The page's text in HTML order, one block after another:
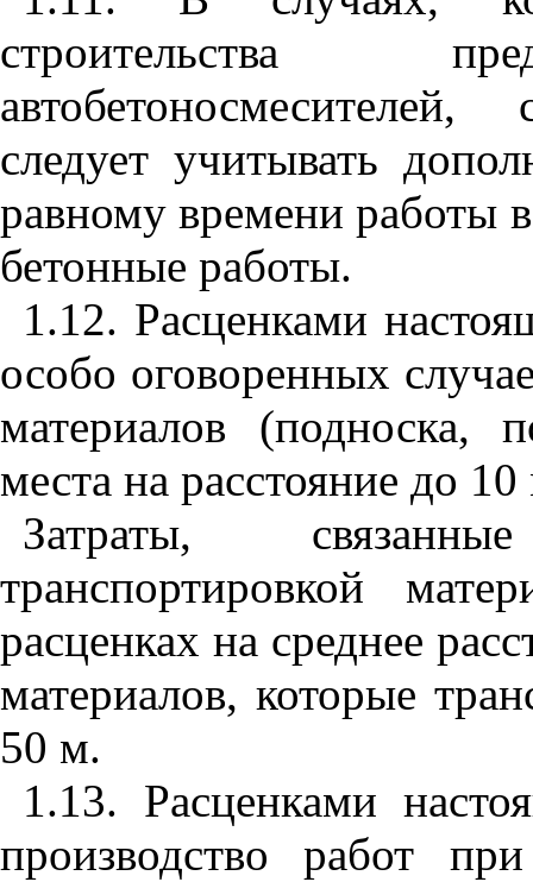
строительства
следует учитывать
равному времени
бетонные работы.
1.12. Расценками
особо оговоренных
материалов (подноска,
места на расстояние до
Затраты,
транспортировкой
расценках на среднее
материалов, которые
50 м.
1.13. Расценками
производство работ